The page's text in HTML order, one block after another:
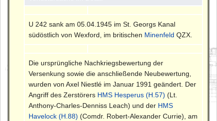
U 242 sank am 05.04.1945 im St. Georgs Kanal
südöstlich von Wexford, im britischen Minenfeld QZX.
Die ursprüngliche Nachkriegsbewertung der
Versenkung sowie die anschließende Neubewertung,
wurden von Axel Niestlé im Januar 1991 geändert. Der
Angriff des Zerstörers HMS Hesperus (H.57) (Lt.
Anthony-Charles-Denniss Leach) und der HMS
Havelock (H.88) (Comdr. Robert-Alexander Currie), am